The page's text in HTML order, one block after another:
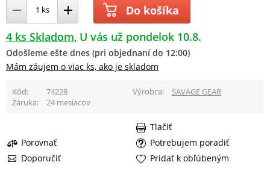
Do košíka
4 ks Skladom U vás už pondelok 10.8.
Odošleme ešte dnes (pri objednaní do 12:00)
Mám záujem o viac ks, ako je skladom
Kód 74228 Výrobca
SAVAGE GEAR
Záruka
24 mesiacov
Porovnať
Potrebujem poradiť
Doporučiť
Tlačiť
Pridať k obľúbeným